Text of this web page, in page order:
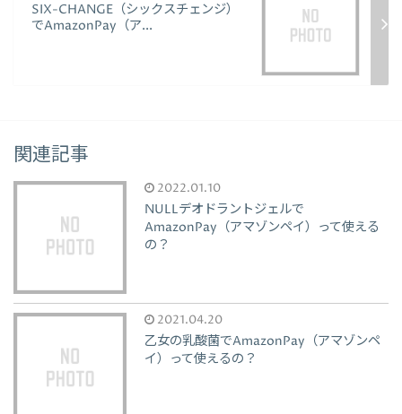
SIX-CHANGE（シックスチェンジ）
でAmazonPay（ア...
関連記事
2022.01.10
NULLデオドラントジェルで
AmazonPay（アマゾンペイ）って使える
の？
2021.04.20
乙女の乳酸菌でAmazonPay（アマゾンペ
イ）って使えるの？